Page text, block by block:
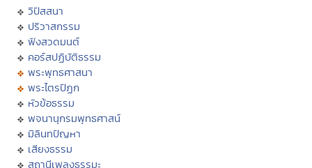
วิปัสสนา
ปริวาสกรรม
ฟังสวดมนต์
คอร์สปฏิบัติธรรม
พระพุทธศาสนา
พระไตรปิฏก
หัวข้อธรรม
พจนานุกรมพุทธศาสน์
มิลินทปัญหา
เสียงธรรม
สถานีเพลงธรรมะ